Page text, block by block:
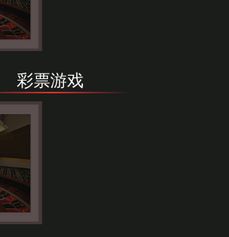
彩票游戏